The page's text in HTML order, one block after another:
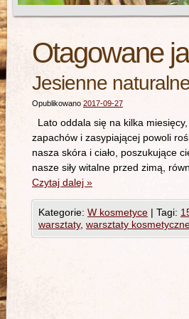
Otagowane
Jesienne
Opublikowano 2017-09-27
Lato oddala się na kilka
zapachów i zasypiającej powoli
nasza skóra i ciało, poszukujące
nasze siły witalne przed zimą,
Czytaj dalej »
Kategorie: W kosmetyce | Tagi:
warsztaty, warsztaty